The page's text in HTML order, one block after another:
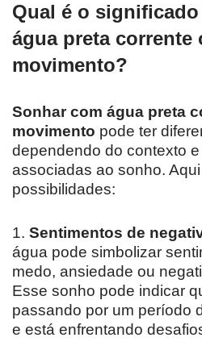
Qual é o
água preta corrente
movimento?
Sonhar com água preta
movimento pode ter
dependendo do contexto
associadas ao sonho.
possibilidades:
1. Sentimentos de
água pode simbolizar
medo, ansiedade ou
Esse sonho pode indicar
passando por um período
e está enfrentando